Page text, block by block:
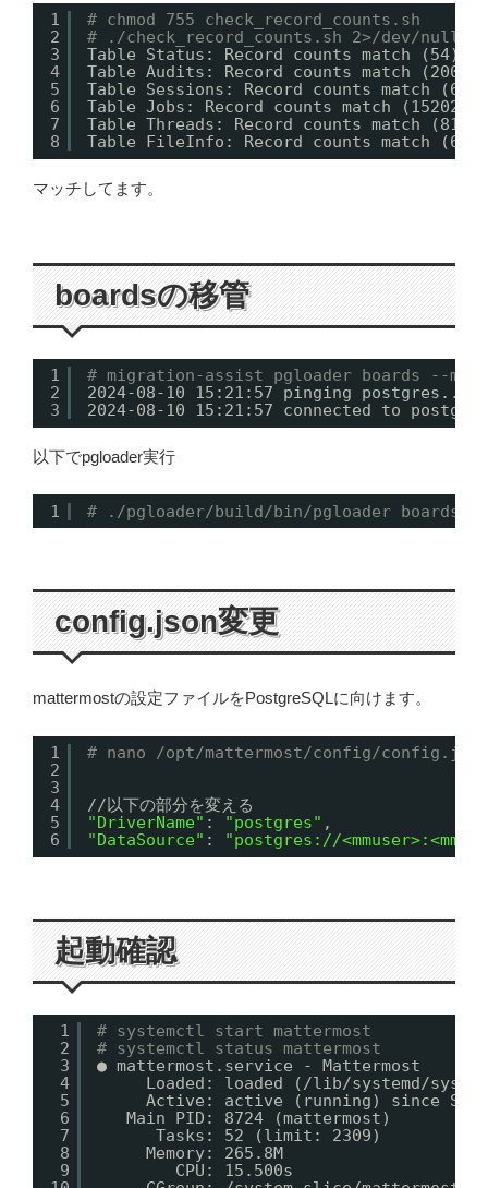
1
2
3
4
5
6
7
8
# chmod 755 check_record_counts.sh
# ./check_record_counts.sh 2>/dev/null
Table Status: Record counts match (54).
Table Audits: Record counts match
Table Sessions: Record counts match (65).
Table Jobs: Record counts match (152026).
Table Threads: Record counts match (810).
Table FileInfo: Record counts match
マッチしてます。
boardsの移管
1
2
3
# migration-assist pgloader boards --
2024-08-10 15:21:57 pinging postgres...
2024-08-10 15:21:57 connected to
以下でpgloader実行
1 # ./pgloader/build/bin/pgloader
config.json変更
mattermostの設定ファイルをPostgreSQLに向けます。
1
2
3
4
5
6
# nano /opt/mattermost/config/config.json
//以下の部分を変える
"DriverName" : "postgres" ,
"DataSource" : "postgres://
起動確認
1
2
3
4
5
6
7
8
9
# systemctl start mattermost
# systemctl status mattermost
● mattermost.service - Mattermost
Loaded: loaded (/lib/systemd/
Active: active (running) since Sat
Main PID: 8724 (mattermost)
Tasks: 52 (limit: 2309)
Memory: 265.8M
CPU: 15.500s